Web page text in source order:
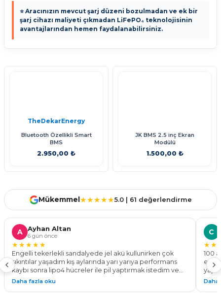
⭐ Aracınızın mevcut şarj düzeni bozulmadan ve ek bir
şarj cihazı maliyeti çıkmadan LiFePO₄ teknolojisinin
avantajlarından hemen faydalanabilirsiniz.
TheDekarEnergy
Bluetooth Özellikli Smart
BMS
2.950,00 ₺
JK BMS 2.5 inç Ekran
Modülü
1.500,00 ₺
Mükemmel★★★★★5.0 | 61 değerlendirme
A Ayhan Altan
6 gün önce
★★★★★
Engelli tekerlekli sandalyede jel akü kullunirken çok
sıkıntılar yaşadım kış aylarında yarı yarıya performans
kaybı sonra lipo4 hücreler ile pil yaptırmak istedim ve
bu işin ustası the dekar energy ile tanıştım 24v 100 a pil
Daha fazla oku
C
100
Daha